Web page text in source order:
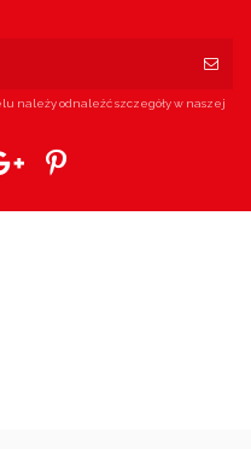
należy odnaleźć szczegóły w naszej